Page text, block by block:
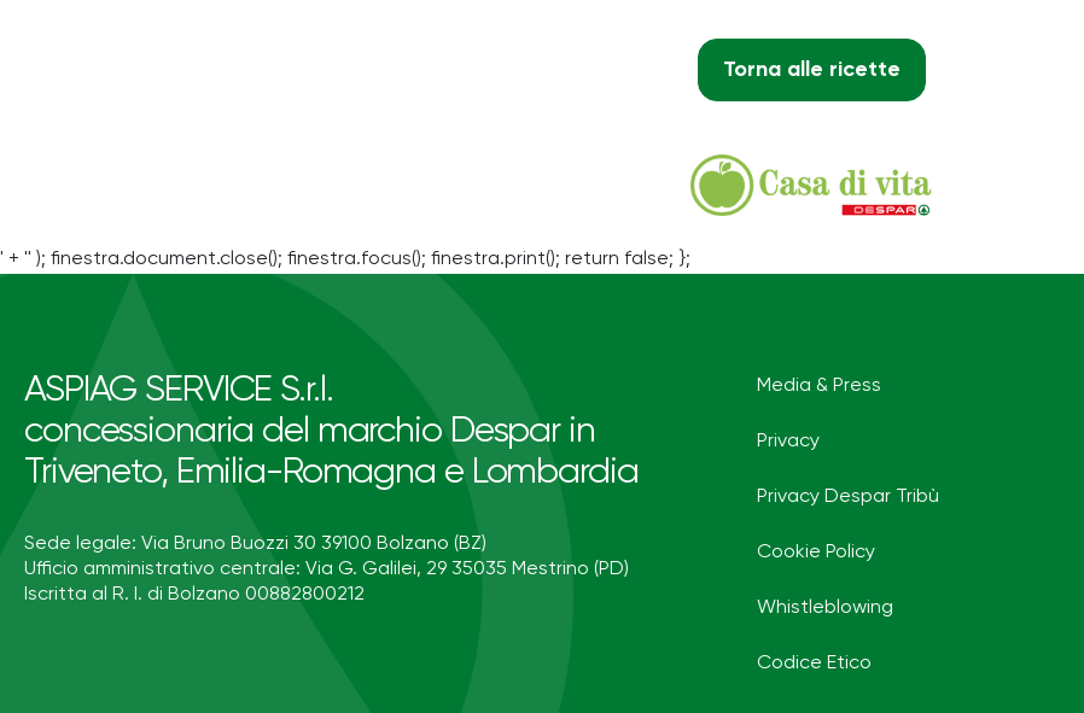
Torna alle ricette
' + '' ); finestra.document.close(); finestra.focus(); finestra.print(); return false; };
ASPIAG SERVICE S.r.l.
concessionaria del marchio Despar in
Triveneto, Emilia-Romagna e Lombardia
Sede legale: Via Bruno Buozzi 30 39100 Bolzano (BZ)
Ufficio amministrativo centrale: Via G. Galilei, 29 35035 Mestrino (PD)
Iscritta al R. I. di Bolzano 00882800212
Media & Press
Privacy
Privacy Despar Tribù
Cookie Policy
Whistleblowing
Codice Etico